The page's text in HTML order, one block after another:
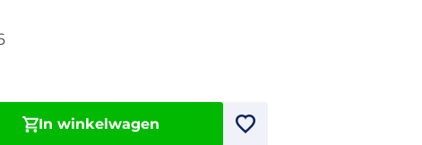
In winkelwagen